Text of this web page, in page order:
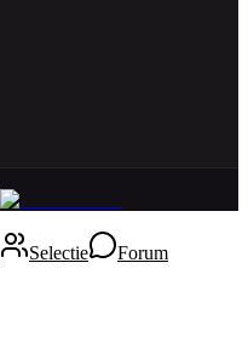
Selectie Forum